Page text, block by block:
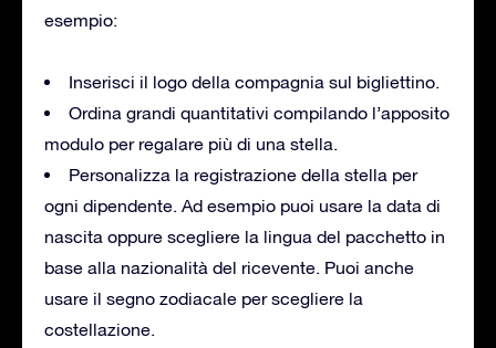
esempio:
Inserisci il logo della compagnia sul bigliettino.
Ordina grandi quantitativi compilando l’apposito
modulo per regalare più di una stella.
Personalizza la registrazione della stella per
ogni dipendente. Ad esempio puoi usare la data di
nascita oppure scegliere la lingua del pacchetto in
base alla nazionalità del ricevente. Puoi anche
usare il segno zodiacale per scegliere la
costellazione.